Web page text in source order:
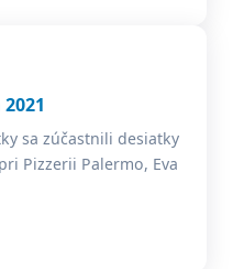
sa zúčastnili desiatky
Pizzerii Palermo, Eva